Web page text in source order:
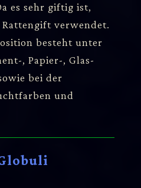
es sehr giftig ist,
verwendet.
besteht unter
, Papier-, Glas-
bei der
und